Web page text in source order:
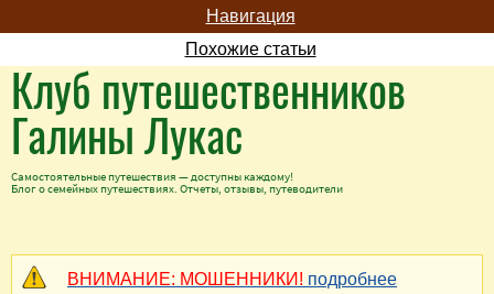
Навигация
Похожие статьи
Клуб путешественников
Галины Лукас
Самостоятельные путешествия — доступны каждому!
Блог о семейных путешествиях. Отчеты, отзывы, путеводители
ВНИМАНИЕ: МОШЕННИКИ! подробнее